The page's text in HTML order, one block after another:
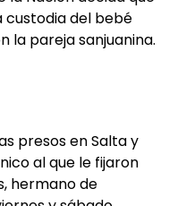
custodia del bebé
la pareja sanjuanina.
presos en Salta y
al que le fijaron
hermano de